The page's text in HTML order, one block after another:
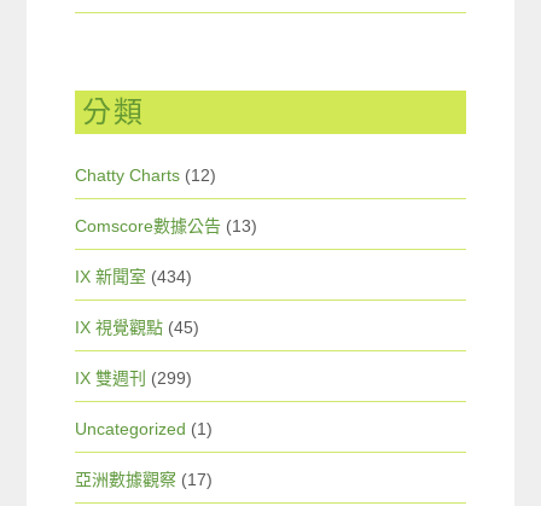
分類
Chatty Charts (12)
Comscore數據公告 (13)
IX 新聞室 (434)
IX 視覺觀點 (45)
IX 雙週刊 (299)
Uncategorized (1)
亞洲數據觀察 (17)